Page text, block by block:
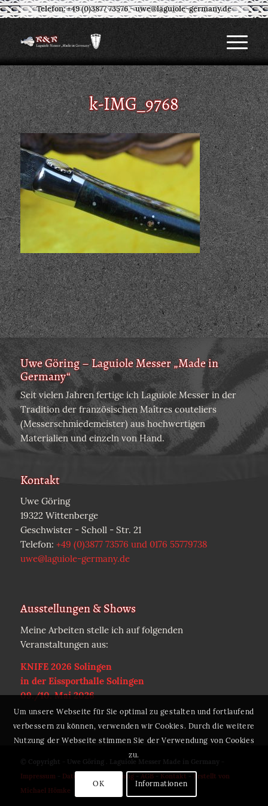
Telefon: +49 (0)3877 73576-uwe@laguiole-germany.de
k-IMG_9768
Uwe Göring – Laguiole Messer „Made in
Germany“
Seit vielen Jahren fertige ich Laguiole Messer in der
Tradition der französischen Maîtres couteliers
(Messerschmiedemeister) aus hochwertigen
Materialien und einzeln von Hand.
Kontakt
Uwe Göring
19322 Wittenberge
Geschwister - Scholl - Str. 21
Telefon: +49 (0)3877 73576 und 0176 55779738
uwe@laguiole-germany.de
Ausstellungen & Shows
Meine Arbeiten stelle ich auf folgenden
Veranstaltungen aus:
KNIFE 2026 Solingen
in der Eissporthalle Solingen
09./10. Mai 2026
© Copyright - Uwe Göring . Laguiole Messer Made in Germany -
Impressum- Datenschutzerklärung- AGB- Kontakt
Erstellt von
Michael Hömke
Um unsere Webseite für Sie optimal zu gestalten und fortlaufend
verbessern zu können, verwenden wir Cookies. Durch die weitere
Nutzung der Webseite stimmen Sie der Verwendung von Cookies
zu.
OK Informationen